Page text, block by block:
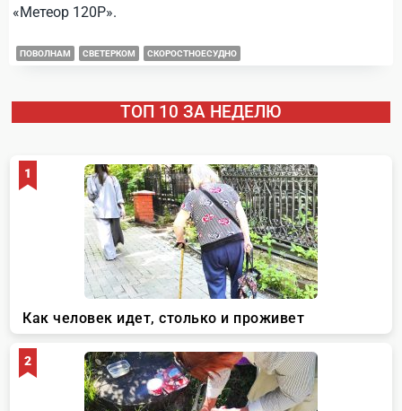
«Метеор 120Р».
ПОВОЛНАМ СВЕТЕРКОМ СКОРОСТНОЕСУДНО
ТОП 10 ЗА НЕДЕЛЮ